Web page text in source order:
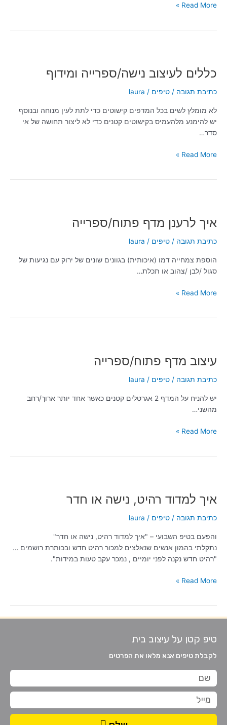
Read More »
כללים לעיצוב נישה/ספרייה ומידוף
כתיבת תגובה / טיפים /
laura
לא מומלץ לשים בכל המדפים קישוטים כדי לתת לעין מנוחה ובנוסף
יש להימנע מלהעמיס בקישוטים קטנים כדי לא ליצור תחושה של אי
סדר…
נישה/ספרייה
Read More »
איך לרענן מדף פתוח/ספרייה
כתיבת תגובה / טיפים /
laura
הוספת צמחייה דמו (איכותית) בגוונים שונים של ירוק עם נגיעות של
סגול /לבן /צהוב או תכלת…
מדף
Read More »
עיצוב מדף פתוח/ספרייה
כתיבת תגובה / טיפים /
laura
יש להניח על המדף 2 אגרטלים קטנים כאשר אחד יותר ארוך/רחב
מהשני…
פתוח/ספרייה
Read More »
איך למדוד רהיט, נישה או חדר
כתיבת תגובה / טיפים /
laura
והפעם בטיפ השבועי – "איך למדוד רהיט, נישה או חדר"
נתקלתי בהמון אנשים שנאלצים למכור רהיט חדש ובכותרת רושמים …
"רהיט חדש נקנה לפני יומיים , נמכר עקב טעות במידות".
רהיט,
נישה
או
Read More »
טיפ קטן על עיצוב בית
לקבלת טיפים אנא מלאו את הפרטים
שם
מייל